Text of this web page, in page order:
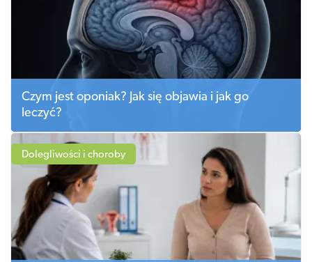
Czym jest oponiak? Jak się objawia i jak go
leczyć?
Dolegliwości i choroby